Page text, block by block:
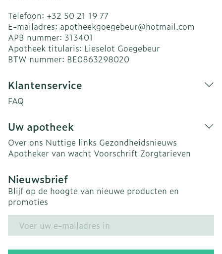
Telefoon: +32 50 21 19 77
E-mailadres: apotheekgoegebeur@hotmail.com
APB nummer: 313401
Apotheek titularis: Lieselot Goegebeur
BTW nummer: BE0863298020
Klantenservice
FAQ
Uw apotheek
Over ons Nuttige links Gezondheidsnieuws
Apotheker van wacht Voorschrift Zorgtarieven
Nieuwsbrief
Blijf op de hoogte van nieuwe producten en
promoties